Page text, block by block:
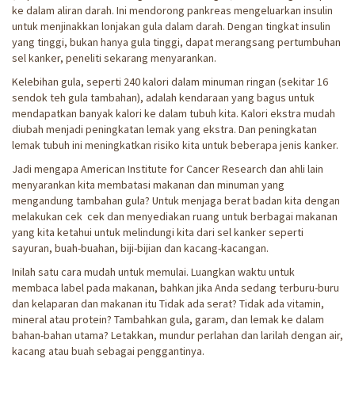
ke dalam aliran darah. Ini mendorong pankreas mengeluarkan insulin
untuk menjinakkan lonjakan gula dalam darah. Dengan tingkat insulin
yang tinggi, bukan hanya gula tinggi, dapat merangsang pertumbuhan
sel kanker, peneliti sekarang menyarankan.
Kelebihan gula, seperti 240 kalori dalam minuman ringan (sekitar 16
sendok teh gula tambahan), adalah kendaraan yang bagus untuk
mendapatkan banyak kalori ke dalam tubuh kita. Kalori ekstra mudah
diubah menjadi peningkatan lemak yang ekstra. Dan peningkatan
lemak tubuh ini meningkatkan risiko kita untuk beberapa jenis kanker.
Jadi mengapa American Institute for Cancer Research dan ahli lain
menyarankan kita membatasi makanan dan minuman yang
mengandung tambahan gula? Untuk menjaga berat badan kita dengan
melakukan cek cek dan menyediakan ruang untuk berbagai makanan
yang kita ketahui untuk melindungi kita dari sel kanker seperti
sayuran, buah-buahan, biji-bijian dan kacang-kacangan.
Inilah satu cara mudah untuk memulai. Luangkan waktu untuk
membaca label pada makanan, bahkan jika Anda sedang terburu-buru
dan kelaparan dan makanan itu Tidak ada serat? Tidak ada vitamin,
mineral atau protein? Tambahkan gula, garam, dan lemak ke dalam
bahan-bahan utama? Letakkan, mundur perlahan dan larilah dengan air,
kacang atau buah sebagai penggantinya.